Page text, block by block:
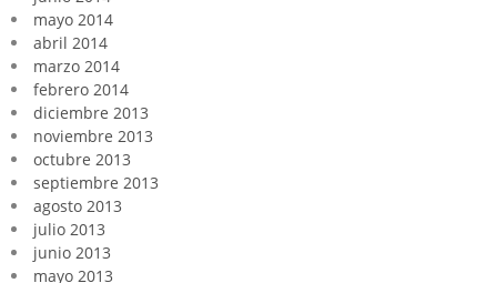
mayo 2014
abril 2014
marzo 2014
febrero 2014
diciembre 2013
noviembre 2013
octubre 2013
septiembre 2013
agosto 2013
julio 2013
junio 2013
mayo 2013